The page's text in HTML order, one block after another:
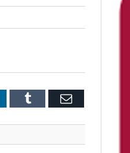
Tumblr Email